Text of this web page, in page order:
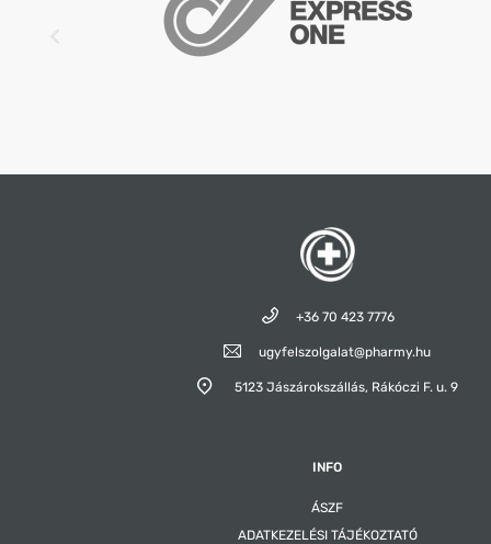
érzékeny személyek számára nem ajánlott
koffein/1 filmtabletta).
szedése előtt kérjék ki orvosuk véleményét.
A termék tartályát jól lezárva kell tartani.
+36 70 423 7776
ugyfelszolgalat@pharmy.hu
5123 Jászárokszállás, Rákóczi F. u. 9
INFO
ÁSZF
ADATKEZELÉSI TÁJÉKOZTATÓ